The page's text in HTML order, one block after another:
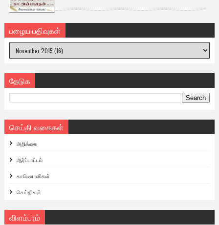
பழைய பதிவுகள்
தேடுக
செய்தி வகைகள்
அறிக்கை
ஆர்ப்பாட்டம்
காணொளிகள்
செய்திகள்
விளம்பரம்